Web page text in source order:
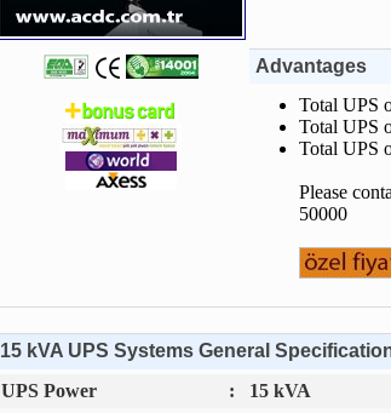
Advantages
Total UPS
Total UPS
Total UPS
Please
50000
15 kVA UPS Systems General
UPS Power
:
15 kVA